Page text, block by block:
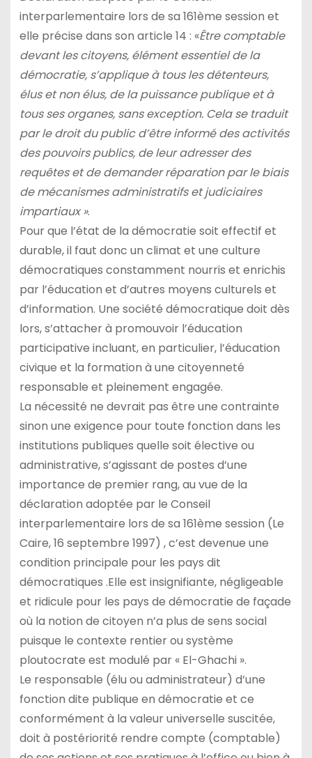
interparlementaire lors de sa 161ème session et
elle précise dans son article 14 : «Être comptable
devant les citoyens, élément essentiel de la
démocratie, s’applique à tous les détenteurs,
élus et non élus, de la puissance publique et à
tous ses organes, sans exception. Cela se traduit
par le droit du public d’être informé des activités
des pouvoirs publics, de leur adresser des
requêtes et de demander réparation par le biais
de mécanismes administratifs et judiciaires
impartiaux ».
Pour que l’état de la démocratie soit effectif et
durable, il faut donc un climat et une culture
démocratiques constamment nourris et enrichis
par l’éducation et d’autres moyens culturels et
d’information. Une société démocratique doit dès
lors, s’attacher à promouvoir l’éducation
participative incluant, en particulier, l’éducation
civique et la formation à une citoyenneté
responsable et pleinement engagée.
La nécessité ne devrait pas être une contrainte
sinon une exigence pour toute fonction dans les
institutions publiques quelle soit élective ou
administrative, s’agissant de postes d’une
importance de premier rang, au vue de la
déclaration adoptée par le Conseil
interparlementaire lors de sa 161ème session (Le
Caire, 16 septembre 1997) , c’est devenue une
condition principale pour les pays dit
démocratiques .Elle est insignifiante, négligeable
et ridicule pour les pays de démocratie de façade
où la notion de citoyen n’a plus de sens social
puisque le contexte rentier ou système
ploutocrate est modulé par « El-Ghachi ».
Le responsable (élu ou administrateur) d’une
fonction dite publique en démocratie et ce
conformément à la valeur universelle suscitée,
doit à postériorité rendre compte (comptable)